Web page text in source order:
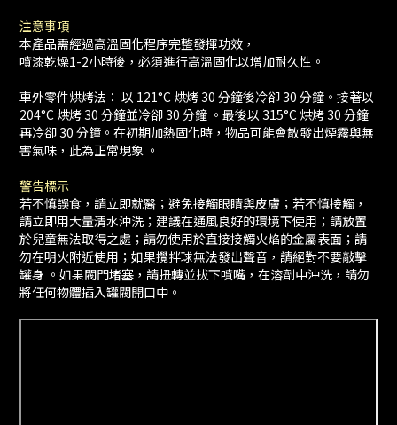
注意事項
本產品需經過高溫固化程序完整發揮功效，
噴漆乾燥1-2小時後，必須進行高溫固化以增加耐久性。
車外零件烘烤法： 以 121°C 烘烤 30 分鐘後冷卻 30 分鐘。接著以
204°C 烘烤 30 分鐘並冷卻 30 分鐘 。最後以 315°C 烘烤 30 分鐘
再冷卻 30 分鐘。在初期加熱固化時，物品可能會散發出煙霧與無
害氣味，此為正常現象 。
警告標示
若不慎誤食，請立即就醫；避免接觸眼睛與皮膚；若不慎接觸，
請立即用大量清水沖洗；建議在通風良好的環境下使用；請放置
於兒童無法取得之處；請勿使用於直接接觸火焰的金屬表面；請
勿在明火附近使用；如果攪拌球無法發出聲音，請絕對不要敲擊
罐身 。如果閥門堵塞，請扭轉並拔下噴嘴，在溶劑中沖洗，請勿
將任何物體插入罐閥開口中。